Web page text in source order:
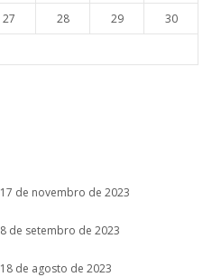
27 28 29
30
17 de novembro de 2023
8 de setembro de 2023
18 de agosto de 2023